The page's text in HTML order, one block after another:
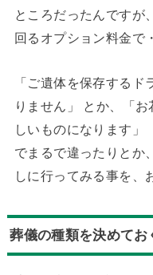
ところだったんですが
回るオプション料金で
「ご遺体を保存する
りません」 とか、「
しいものになります
でまるで違ったりとか
しに行ってみる事を、
葬儀の種類を決めてお